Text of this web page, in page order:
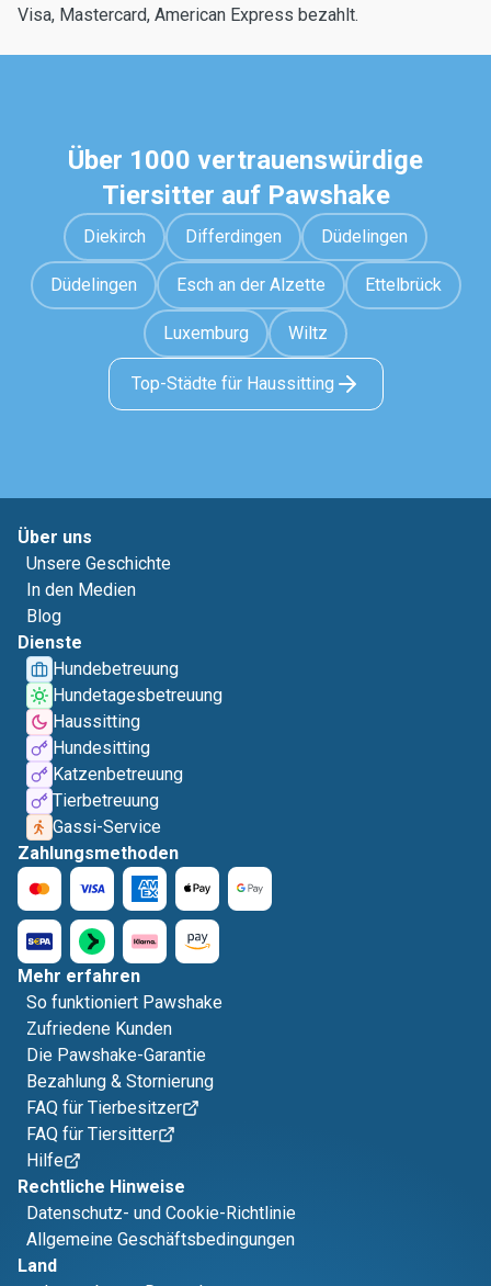
Visa, Mastercard, American Express bezahlt.
Über 1000 vertrauenswürdige
Tiersitter auf Pawshake
Diekirch Differdingen Düdelingen
Düdelingen Esch an der Alzette Ettelbrück
Luxemburg Wiltz
Top-Städte für Haussitting
Über uns
Unsere Geschichte
In den Medien
Blog
Dienste
Hundebetreuung
Hundetagesbetreuung
Haussitting
Hundesitting
Katzenbetreuung
Tierbetreuung
Gassi-Service
Zahlungsmethoden
Mehr erfahren
So funktioniert Pawshake
Zufriedene Kunden
Die Pawshake-Garantie
Bezahlung & Stornierung
FAQ für Tierbesitzer
FAQ für Tiersitter
Hilfe
Rechtliche Hinweise
Datenschutz- und Cookie-Richtlinie
Allgemeine Geschäftsbedingungen
Land